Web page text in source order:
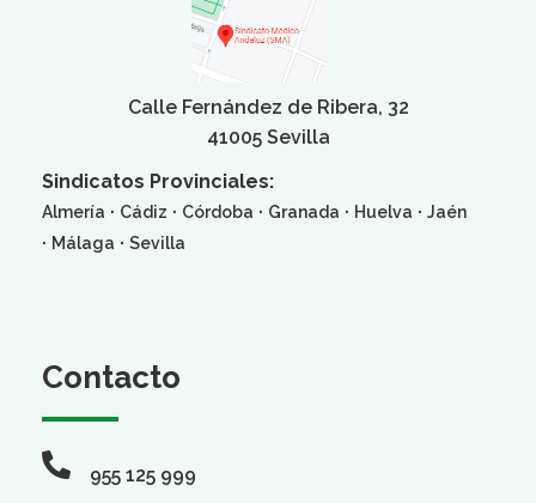
Calle Fernández de Ribera, 32
41005 Sevilla
Sindicatos Provinciales:
Almería · Cádiz · Córdoba · Granada · Huelva · Jaén
· Málaga · Sevilla
Contacto
955 125 999